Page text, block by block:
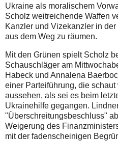
Ukraine als moralischem
Scholz weitreichende Waffen
Kanzler und Vizekanzler in
aus dem Weg zu räumen.
Mit den Grünen spielt Scholz
Schauschläger am
Habeck und Annalena
einer Parteiführung, die
aussehen, als sei es beim
Ukrainehilfe gegangen.
"Überschreitungsbeschluss"
Weigerung des
mit der fadenscheinigen